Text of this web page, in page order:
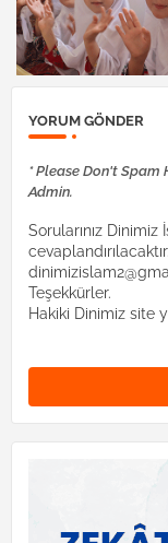
YORUM GÖNDER
* Please Don't Spam
Admin.
Sorularınız Dinimiz
Teşekkürler.
Hakiki Dinimiz site